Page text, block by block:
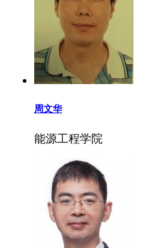
周文华
能源工程学院